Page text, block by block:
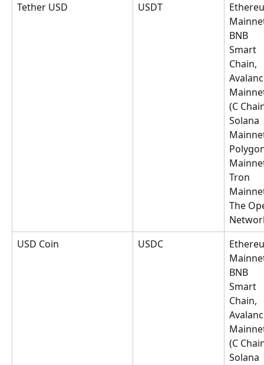
Tether USD
USDT
BNB
Smart
Chain,
(C
Solana
Tron
The
USD Coin
USDC
BNB
Smart
Chain,
(C
Solana